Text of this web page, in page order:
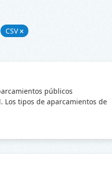
CSV
públicos
tipos de aparcamientos de